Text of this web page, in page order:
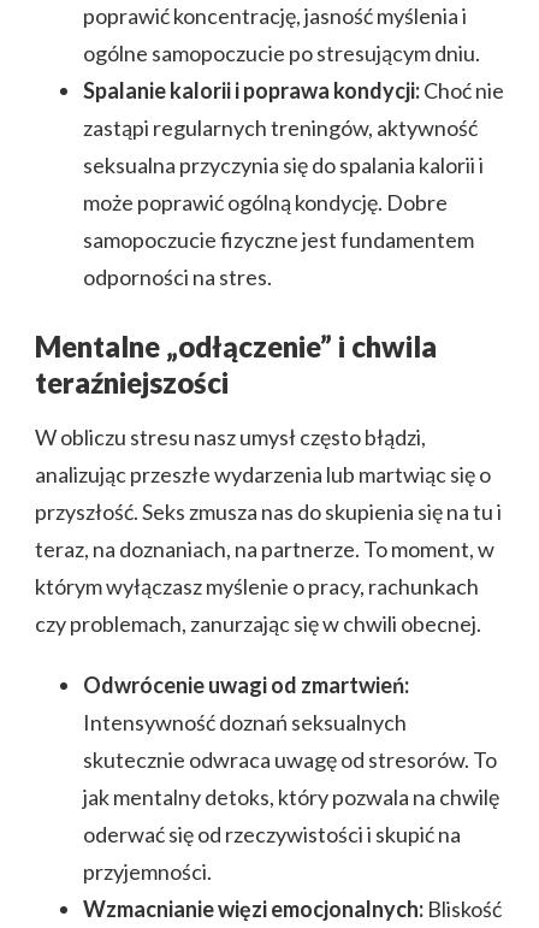
poprawić koncentrację, jasność myślenia i
ogólne samopoczucie po stresującym dniu.
Spalanie kalorii i poprawa kondycji:Choć nie
zastąpi regularnych treningów, aktywność
seksualna przyczynia się do spalania kalorii i
może poprawić ogólną kondycję. Dobre
samopoczucie fizyczne jest fundamentem
odporności na stres.
Mentalne „odłączenie” i chwila
teraźniejszości
W obliczu stresu nasz umysł często błądzi,
analizując przeszłe wydarzenia lub martwiąc się o
przyszłość. Seks zmusza nas do skupienia się na tu i
teraz, na doznaniach, na partnerze. To moment, w
którym wyłączasz myślenie o pracy, rachunkach
czy problemach, zanurzając się w chwili obecnej.
Odwrócenie uwagi od zmartwień:
Intensywność doznań seksualnych
skutecznie odwraca uwagę od stresorów. To
jak mentalny detoks, który pozwala na chwilę
oderwać się od rzeczywistości i skupić na
przyjemności.
Wzmacnianie więzi emocjonalnych: Bliskość